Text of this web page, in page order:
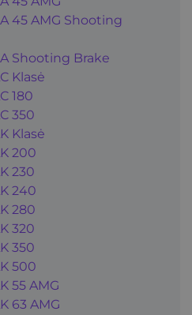
45 AMG Shooting
Shooting Brake
Klasė
180
350
Klasė
200
230
240
280
320
350
500
55 AMG
63 AMG